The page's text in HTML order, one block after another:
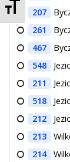
Zmień
207
261
467
548
211
518
212
213
214